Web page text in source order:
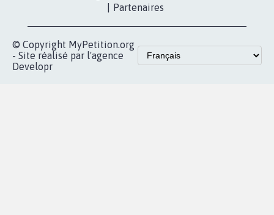
Partenaires
© Copyright MyPetition.org
- Site réalisé par l'agence
Developr